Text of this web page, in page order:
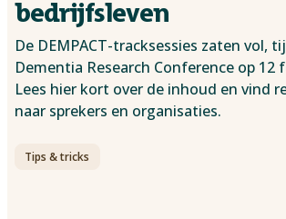
Contact
About DEMPACT
Search
bedrijfsleven
De DEMPACT-tracksessies zaten vol,
Dementia Research Conference op 12
Lees hier kort over de inhoud en vind
naar sprekers en organisaties.
Tips & tricks